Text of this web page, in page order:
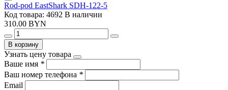
Rod-pod EastShark SDH-122-5
Код товара: 4692 В наличии
310.00 BYN
В корзину
Узнать цену товара
Ваше имя *
Ваш номер телефона *
Email